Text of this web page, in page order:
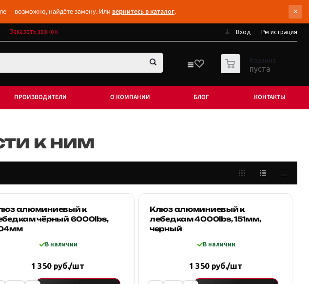
— возможно, найдёте замену. Или вернитесь в каталог. ×
Заказать звонок Вход Регистрация
0 Корзина
пуста
ПРОИЗВОДИТЕЛИ О КОМПАНИИ БЛОГ КОНТАКТЫ
к ним
алюминиевый к
чёрный 6000lbs,
В наличии
1 350 руб./шт
Клюз алюминиевый к
лебедкам 4000lbs, 151мм,
черный
В наличии
1 350 руб./шт